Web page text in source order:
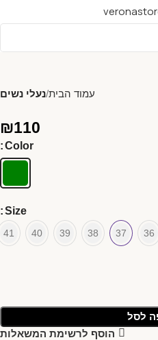
עמוד הבית נעלי נשים
₪110
Color
Size
36
37
38
39
40
41
לסל
הוסף לרשימת המשאלות